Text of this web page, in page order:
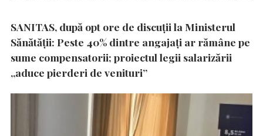
SANITAS, după opt ore de discuții la Ministerul
Sănătății: Peste 40% dintre angajați ar rămâne pe
sume compensatorii; proiectul legii salarizării
„aduce pierderi de venituri”